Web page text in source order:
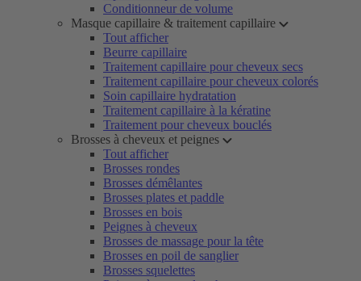
Conditionneur de volume
Masque capillaire & traitement capillaire
Tout afficher
Beurre capillaire
Traitement capillaire pour cheveux secs
Traitement capillaire pour cheveux colorés
Soin capillaire hydratation
Traitement capillaire à la kératine
Traitement pour cheveux bouclés
Brosses à cheveux et peignes
Tout afficher
Brosses rondes
Brosses démêlantes
Brosses plates et paddle
Brosses en bois
Peignes à cheveux
Brosses de massage pour la tête
Brosses en poil de sanglier
Brosses squelettes